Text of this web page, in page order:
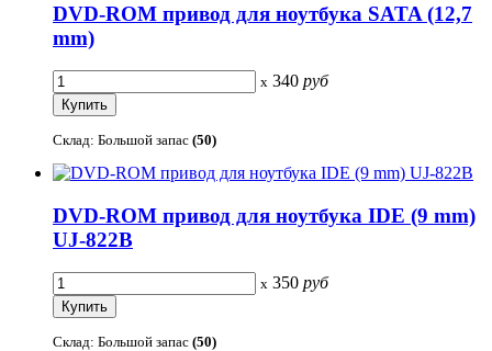
DVD-ROM привод для ноутбука SATA (12,7
mm)
x 340 руб
Склад: Большой запас (50)
DVD-ROM привод для ноутбука IDE (9 mm)
UJ-822B
x 350 руб
Склад: Большой запас (50)